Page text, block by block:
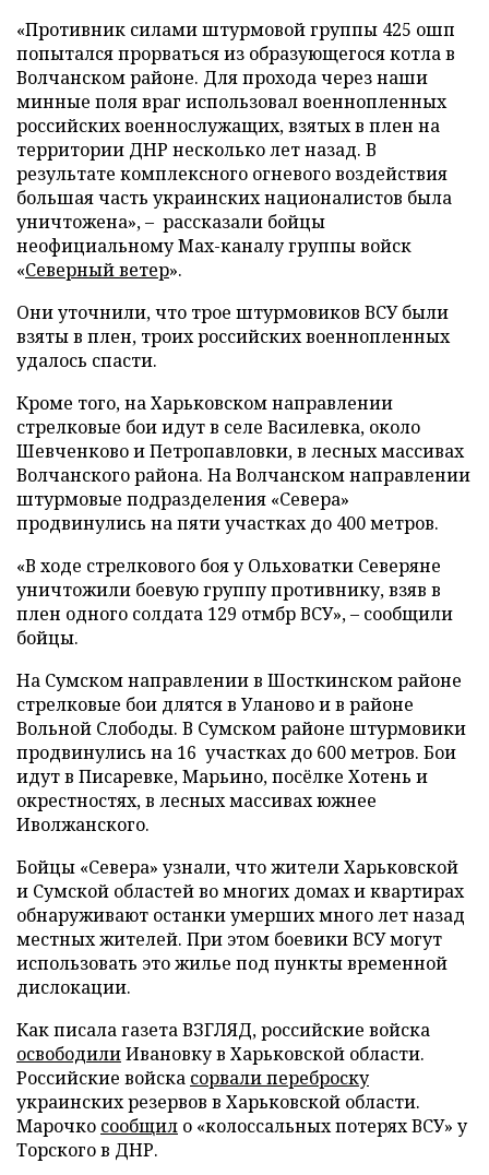
«Противник силами штурмовой группы 425 ошп
попытался прорваться из образующегося котла в
Волчанском районе. Для прохода через наши
минные поля враг использовал военнопленных
российских военнослужащих, взятых в плен на
территории ДНР несколько лет назад. В
результате комплексного огневого воздействия
большая часть украинских националистов была
уничтожена», – рассказали бойцы
неофициальному Max-каналу группы войск
«Северный ветер».
Они уточнили, что трое штурмовиков ВСУ были
взяты в плен, троих российских военнопленных
удалось спасти.
Кроме того, на Харьковском направлении
стрелковые бои идут в селе Василевка, около
Шевченково и Петропавловки, в лесных массивах
Волчанского района. На Волчанском направлении
штурмовые подразделения «Севера»
продвинулись на пяти участках до 400 метров.
«В ходе стрелкового боя у Ольховатки Северяне
уничтожили боевую группу противнику, взяв в
плен одного солдата 129 отмбр ВСУ», – сообщили
бойцы.
На Сумском направлении в Шосткинском районе
стрелковые бои длятся в Уланово и в районе
Вольной Слободы. В Сумском районе штурмовики
продвинулись на 16 участках до 600 метров. Бои
идут в Писаревке, Марьино, посёлке Хотень и
окрестностях, в лесных массивах южнее
Иволжанского.
Бойцы «Севера» узнали, что жители Харьковской
и Сумской областей во многих домах и квартирах
обнаруживают останки умерших много лет назад
местных жителей. При этом боевики ВСУ могут
использовать это жилье под пункты временной
дислокации.
Как писала газета ВЗГЛЯД, российские войска
освободилиИвановку в Харьковской области.
Российские войска сорвали переброску
украинских резервов в Харьковской области.
Марочко сообщил о «колоссальных потерях ВСУ» у
Торского в ДНР.